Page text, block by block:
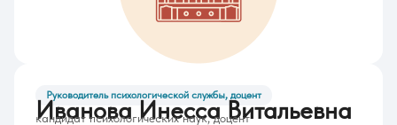
Руководитель психологической службы, доцент
Иванова Инесса Витальевна
кандидат психологических наук, доцент